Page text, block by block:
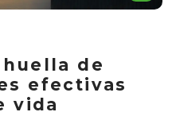
de
efectivas
vida